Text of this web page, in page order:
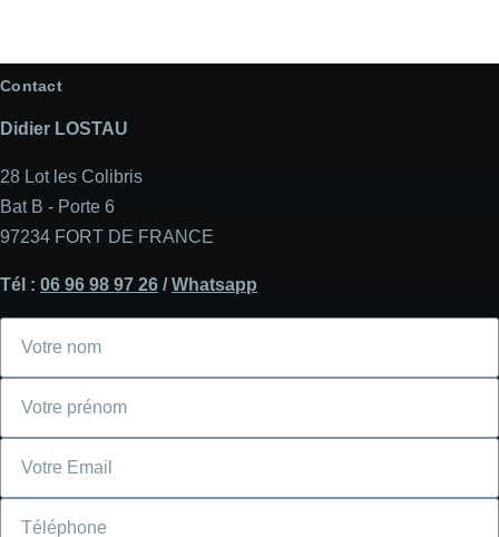
Contact
Didier LOSTAU
28 Lot les Colibris
Bat B - Porte 6
97234 FORT DE FRANCE
Tél : 06 96 98 97 26 / Whatsapp